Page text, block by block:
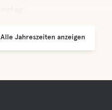
Alle Jahreszeiten anzeigen